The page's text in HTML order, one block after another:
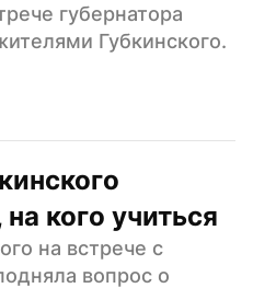
губернатора
Губкинского.
кого учиться
на встрече с
вопрос о